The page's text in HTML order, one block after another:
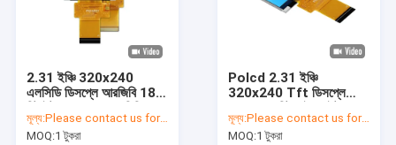
2.31 ইঞ্চি 320x240
এলসিডি ডিসপ্লে আরজিবি 18
আইপিএস স্কয়ার স্ক্রিন
মূল্য:Please contact us for latest price
MOQ:1 টুকরা
Polcd 2.31 ইঞ্চি
320x240 Tft ডিসপ্লে
TFT ডিসপ্লে
মূল্য:Please contact us for latest price
MOQ:1 টুকরা